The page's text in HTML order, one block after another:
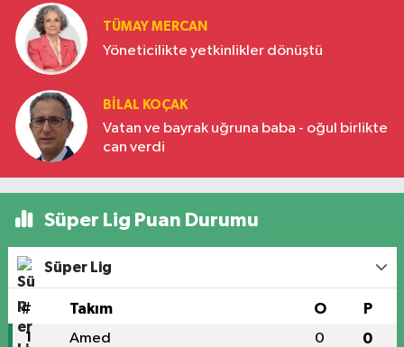
TÜMAY MERCAN
Yöneticilikte yetkinlikler dönüştü
BILAL KOÇAK
Vatan ve bayrak uğruna baba - oğul birlikte
can verdi
Süper Lig Puan Durumu
Süper Lig
# Takım O P
1 Amed 0 0